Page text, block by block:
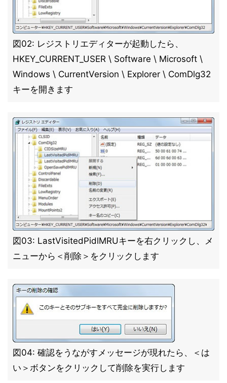
図02: レジストリエディターが起動したら、
HKEY_CURRENT_USER \ Software \ Microsoft \
Windows \ CurrentVersion \ Explorer \ ComDlg32
キーを開きます
図03: LastVisitedPidlMRUキーを右クリックし、メ
ニューから＜削除＞をクリックします
図04: 確認をうながすメッセージが現れたら、＜は
い＞ボタンをクリックして削除を実行します